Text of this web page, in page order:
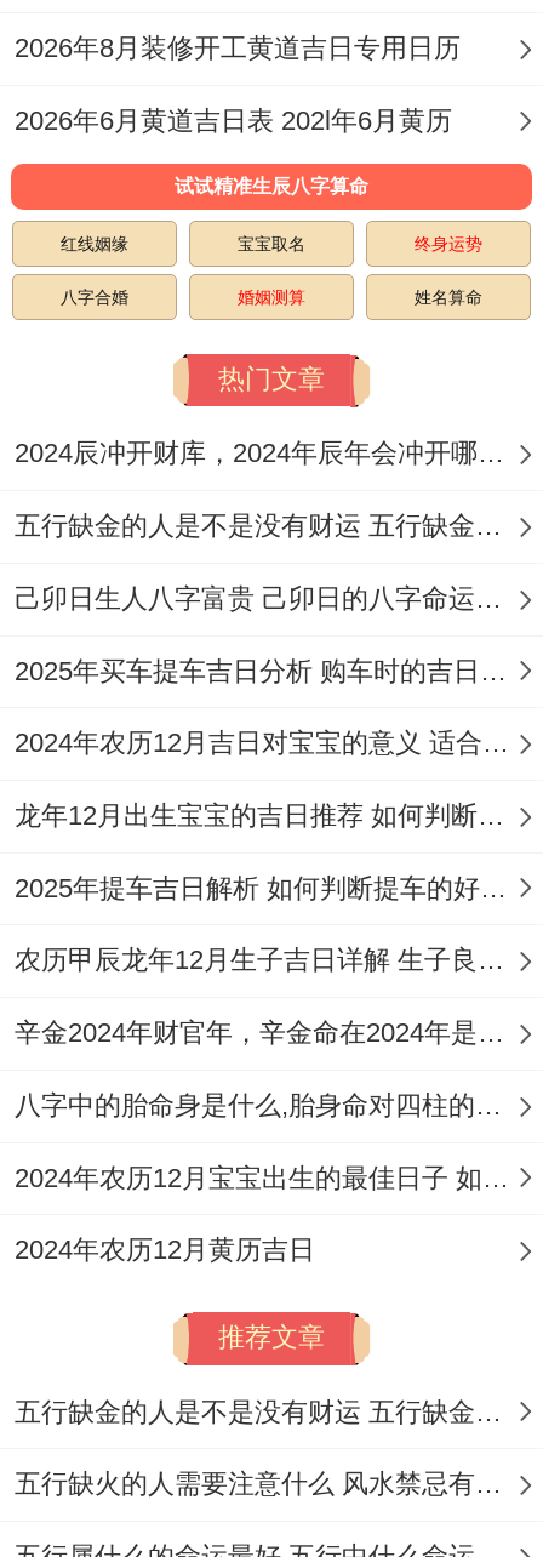
2026年8月装修开工黄道吉日专用日历
2026年6月黄道吉日表 202l年6月黄历
试试精准生辰八字算命
红线姻缘 宝宝取名 终身运势
八字合婚 婚姻测算 姓名算命
热门文章
2024辰冲开财库，2024年辰年会冲开哪些人的财库
五行缺金的人是不是没有财运 五行缺金的人命运好不好
己卯日生人八字富贵 己卯日的八字命运如何
2025年买车提车吉日分析 购车时的吉日与禁忌
2024年农历12月吉日对宝宝的意义 适合龙年宝宝出生的日子有哪些
龙年12月出生宝宝的吉日推荐 如何判断吉日是否适合宝宝
2025年提车吉日解析 如何判断提车的好日子
农历甲辰龙年12月生子吉日详解 生子良辰的影响因素
辛金2024年财官年，辛金命在2024年是财官年还是财印年
八字中的胎命身是什么,胎身命对四柱的影响
2024年农历12月宝宝出生的最佳日子 如何挑选适合的吉日
2024年农历12月黄历吉日
推荐文章
五行缺金的人是不是没有财运 五行缺金的人命运好不好
五行缺火的人需要注意什么 风水禁忌有哪些